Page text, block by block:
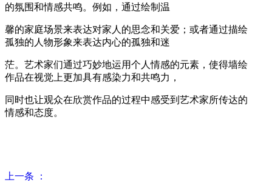
的氛围和情感共鸣。例如，通过绘制温
馨的家庭场景来表达对家人的思念和关爱；或者通过描绘
孤独的人物形象来表达内心的孤独和迷
茫。艺术家们通过巧妙地运用个人情感的元素，使得墙绘
作品在视觉上更加具有感染力和共鸣力，
同时也让观众在欣赏作品的过程中感受到艺术家所传达的
情感和态度。
上一条 ：